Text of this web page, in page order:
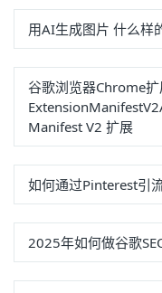
用AI生成图片 什么样
谷歌浏览器Chrome扩
Manifest V2 扩展
如何通过Pinterest引
2025年如何做谷歌